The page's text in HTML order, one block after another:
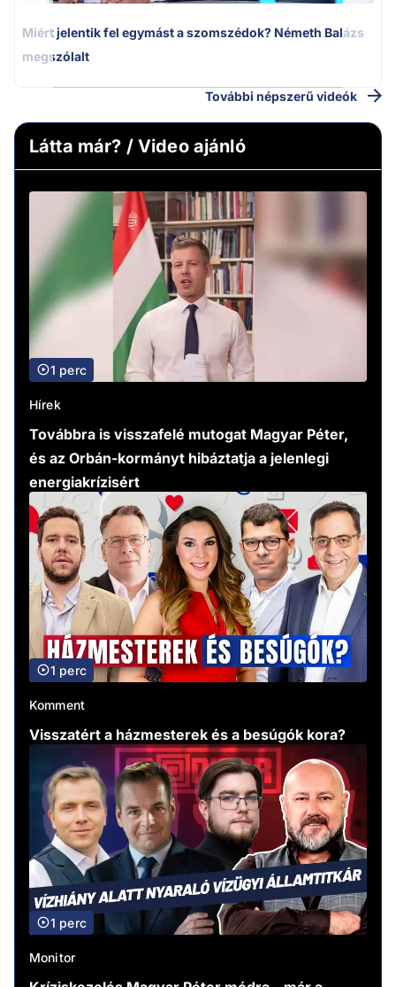
Miért jelentik fel egymást a szomszédok? Németh Balázs
megszólalt
További népszerű videók
Látta már? / Video ajánló
1 perc
Hírek
Továbbra is visszafelé mutogat Magyar Péter,
és az Orbán-kormányt hibáztatja a jelenlegi
energiakrízisért
1 perc
Komment
Visszatért a házmesterek és a besúgók kora?
1 perc
Monitor